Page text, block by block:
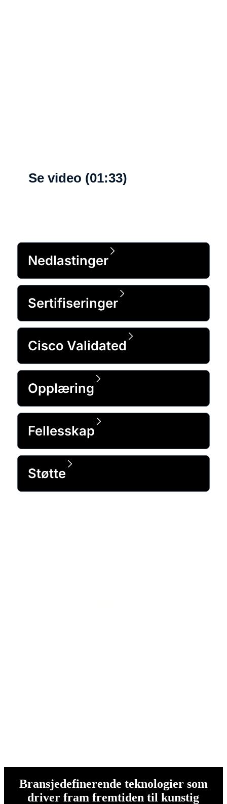
Se video (01:33)
Nedlastinger
Sertifiseringer
Cisco Validated
Opplæring
Fellesskap
Støtte
Bransjedefinerende teknologier som
driver fram fremtiden til kunstig